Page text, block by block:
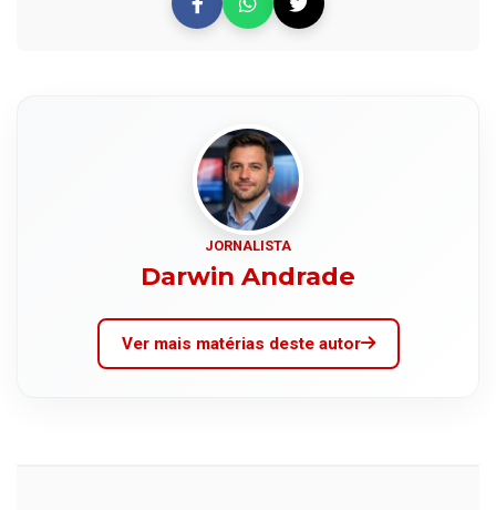
JORNALISTA
Darwin Andrade
Ver mais matérias deste autor